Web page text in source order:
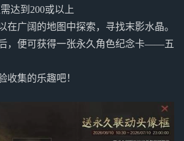
达到200或以上
在广阔的地图中探索，寻找末影水晶。
，便可获得一张永久角色纪念卡——五
收集的乐趣吧！